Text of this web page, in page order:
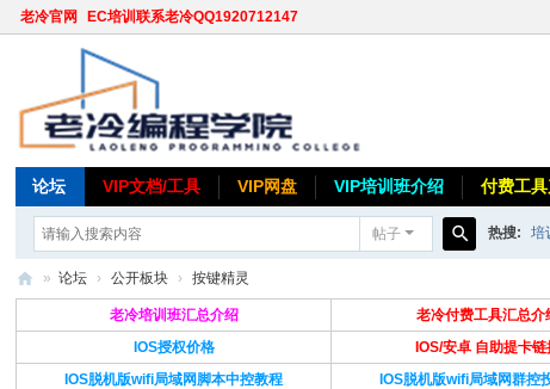
老冷官网 EC培训联系老冷QQ1920712147
论坛 VIP文档/工具 VIP网盘 VIP培训班介绍 付费工
帖子
索
热搜: 培
» 论坛 › 公开板块 › 按键精灵
老冷培训班汇总介绍 老冷付费工具汇总介
IOS授权价格
IOS/安卓 自助提卡链
IOS脱机版wifi局域网脚本中控教程
IOS脱机版wifi局域网群控